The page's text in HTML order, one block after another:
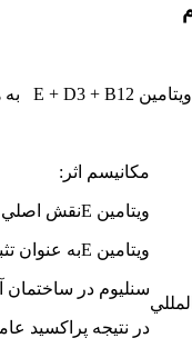
ویتامین E + D3 + B12 به همراه سلنیوم
مكانيسم اثر:
ويتامين Eنقش اصلي
ويتامين Eبه عنوان
سنليوم در ساختمان
در نتيجه پراكسيد